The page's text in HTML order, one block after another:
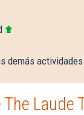
demás
Laude